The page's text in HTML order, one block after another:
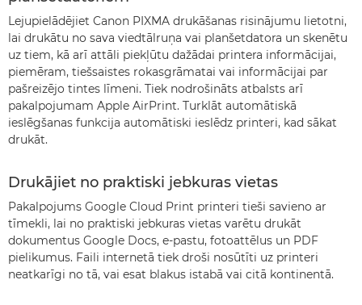
Lejupielādējiet Canon PIXMA drukāšanas risinājumu lietotni,
lai drukātu no sava viedtālruņa vai planšetdatora un skenētu
uz tiem, kā arī attāli piekļūtu dažādai printera informācijai,
piemēram, tiešsaistes rokasgrāmatai vai informācijai par
pašreizējo tintes līmeni. Tiek nodrošināts atbalsts arī
pakalpojumam Apple AirPrint. Turklāt automātiskā
ieslēgšanas funkcija automātiski ieslēdz printeri, kad sākat
drukāt.
Drukājiet no praktiski jebkuras vietas
Pakalpojums Google Cloud Print printeri tieši savieno ar
tīmekli, lai no praktiski jebkuras vietas varētu drukāt
dokumentus Google Docs, e-pastu, fotoattēlus un PDF
pielikumus. Faili internetā tiek droši nosūtīti uz printeri
neatkarīgi no tā, vai esat blakus istabā vai citā kontinentā.